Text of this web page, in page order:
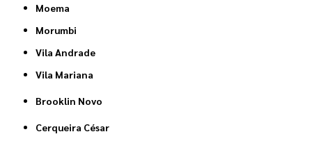
Moema
Morumbi
Vila Andrade
Vila Mariana
Brooklin Novo
Cerqueira César